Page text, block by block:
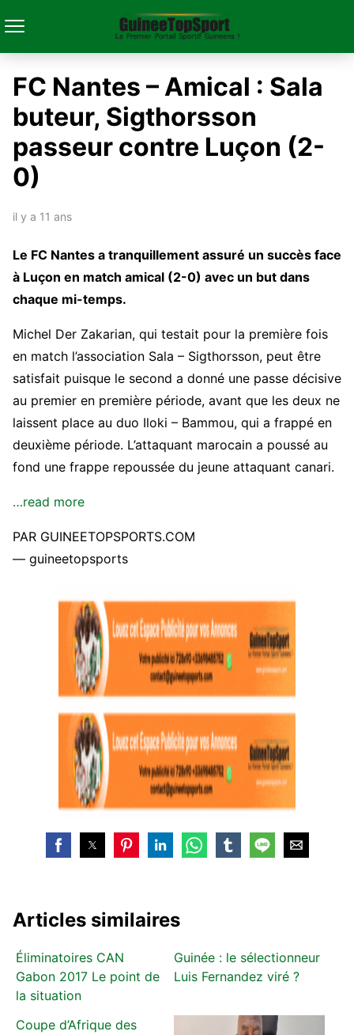
FC Nantes – Amical : Sala
buteur, Sigthorsson
passeur contre Luçon (2-
0)
il y a 11 ans
Le FC Nantes a tranquillement assuré un succès face
à Luçon en match amical (2-0) avec un but dans
chaque mi-temps.
Michel Der Zakarian, qui testait pour la première fois
en match l’association Sala – Sigthorsson, peut être
satisfait puisque le second a donné une passe décisive
au premier en première période, avant que les deux ne
laissent place au duo Iloki – Bammou, qui a frappé en
deuxième période. L’attaquant marocain a poussé au
fond une frappe repoussée du jeune attaquant canari.
…read more
PAR GUINEETOPSPORTS.COM
— guineetopsports
Articles similaires
Éliminatoires CAN
Gabon 2017 Le point de
la situation
Guinée : le sélectionneur
Luis Fernandez viré ?
Coupe d’Afrique des